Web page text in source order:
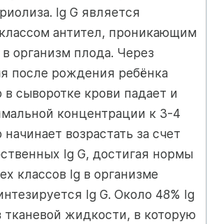
Ig G является
антител, проникающим
организм плода. Через
после рождения ребёнка
сыворотке крови падает и
концентрации к 3-4
возрастать за счет
Ig G, достигая нормы
классов Ig в организме
Ig G. Около 48% Ig
тканевой жидкости, в которую